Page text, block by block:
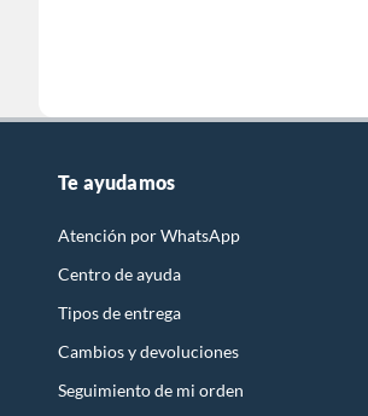
Te ayudamos
Atención por WhatsApp
Centro de ayuda
Tipos de entrega
Cambios y devoluciones
Seguimiento de mi orden